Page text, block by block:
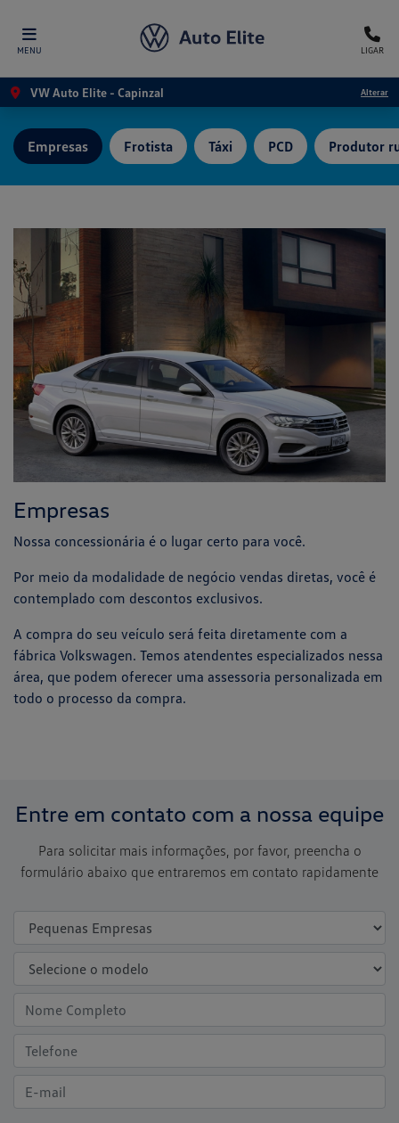
MENU LIGAR
VW Auto Elite - Capinzal Alterar
Empresas Frotista Táxi PCD Produtor
Empresas
Nossa concessionária é o lugar certo para você.
Por meio da modalidade de negócio vendas diretas, você é
contemplado com descontos exclusivos.
A compra do seu veículo será feita diretamente com a
fábrica Volkswagen. Temos atendentes especializados nessa
área, que podem oferecer uma assessoria personalizada em
todo o processo da compra.
Entre em contato com a nossa equipe
Para solicitar mais informações, por favor, preencha o
formulário abaixo que entraremos em contato rapidamente